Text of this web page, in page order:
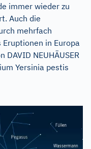
immer wieder zu
Auch die
mehrfach
in Europa
NEUHÄUSER
Yersinia pestis